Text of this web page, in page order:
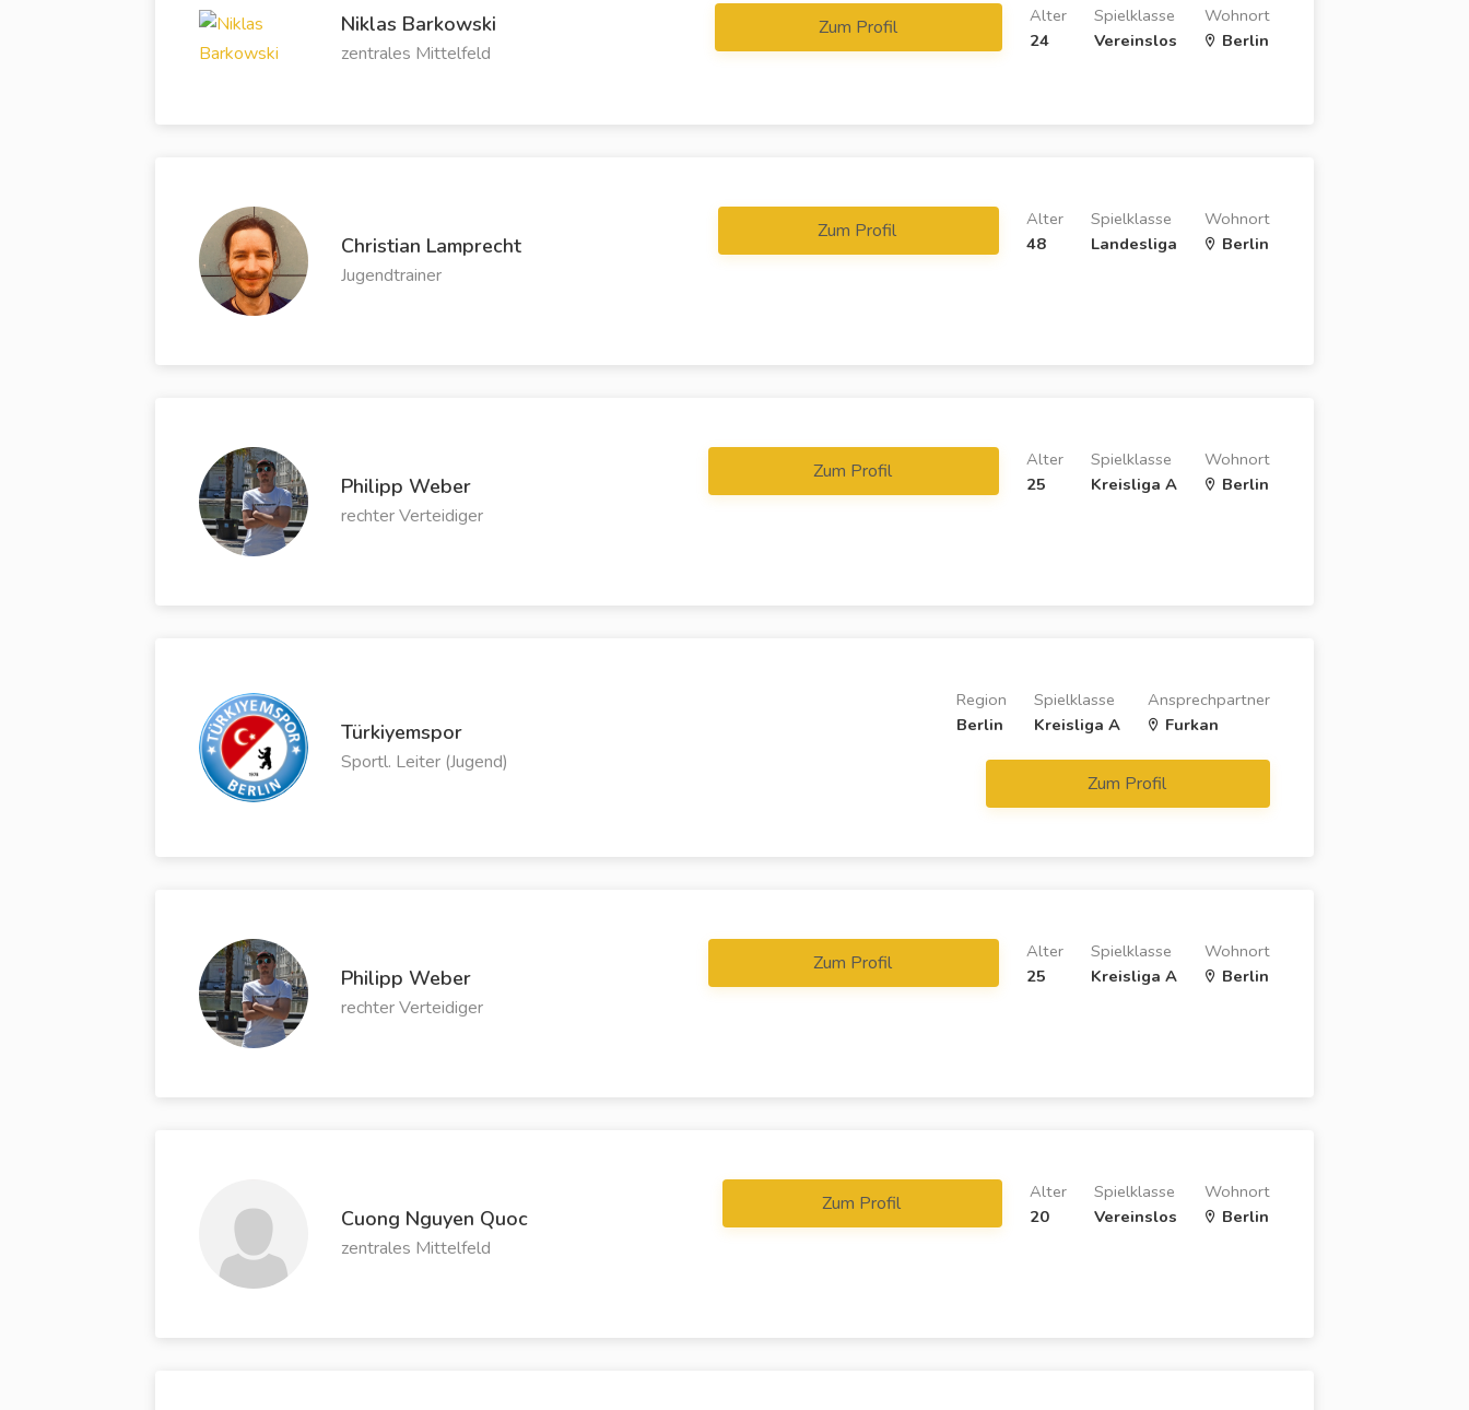
Niklas Barkowski
zentrales Mittelfeld
Wohnort
Berlin
Spielklasse
Vereinslos
Alter
24
Zum Profil
Christian Lamprecht
Jugendtrainer
Wohnort
Berlin
Spielklasse
Landesliga
Alter
48
Zum Profil
Philipp Weber
rechter Verteidiger
Wohnort
Berlin
Spielklasse
Kreisliga A
Alter
25
Zum Profil
Türkiyemspor
Sportl. Leiter (Jugend)
Ansprechpartner
Furkan
Spielklasse
Kreisliga A
Region
Berlin
Zum Profil
Philipp Weber
rechter Verteidiger
Wohnort
Berlin
Spielklasse
Kreisliga A
Alter
25
Zum Profil
Cuong Nguyen Quoc
zentrales Mittelfeld
Wohnort
Berlin
Spielklasse
Vereinslos
Alter
20
Zum Profil